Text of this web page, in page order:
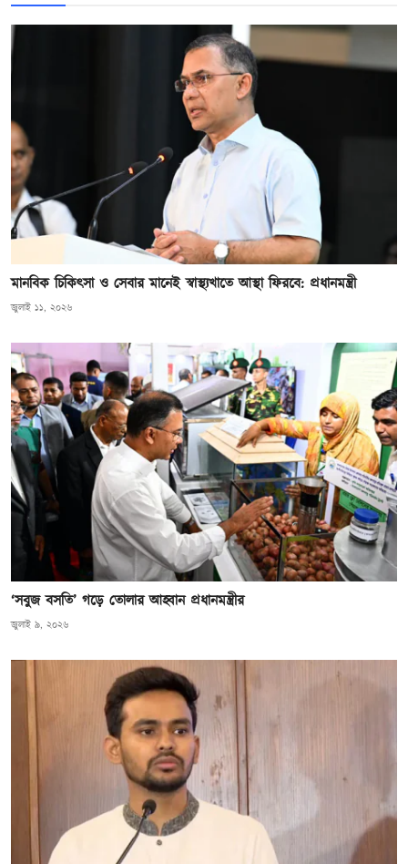
মানবিক চিকিৎসা ও সেবার মানেই স্বাস্থ্যখাতে আস্থা ফিরবে: প্রধানমন্ত্রী
জুলাই ১১, ২০২৬
‘সবুজ বসতি’ গড়ে তোলার আহ্বান প্রধানমন্ত্রীর
জুলাই ৯, ২০২৬